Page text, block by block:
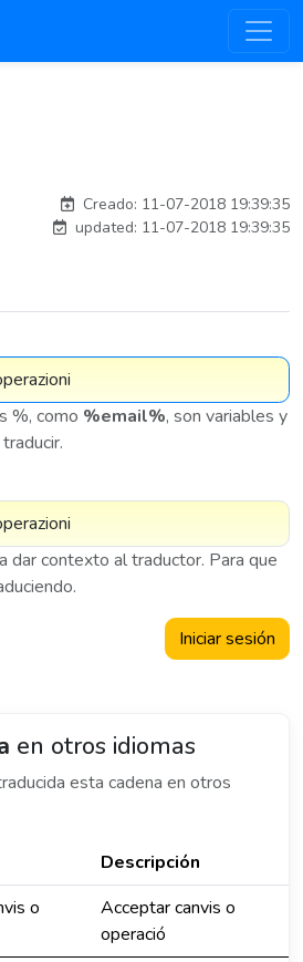
Creado: 11-07-2018 19:39:35
updated: 11-07-2018 19:39:35
%, como %email%, son variables y
dar contexto al traductor. Para que
Iniciar sesión
en otros idiomas
esta cadena en otros
Descripción
o
Acceptar canvis o
operació